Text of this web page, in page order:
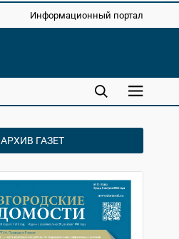
Информационный портал
АРХИВ ГАЗЕТ